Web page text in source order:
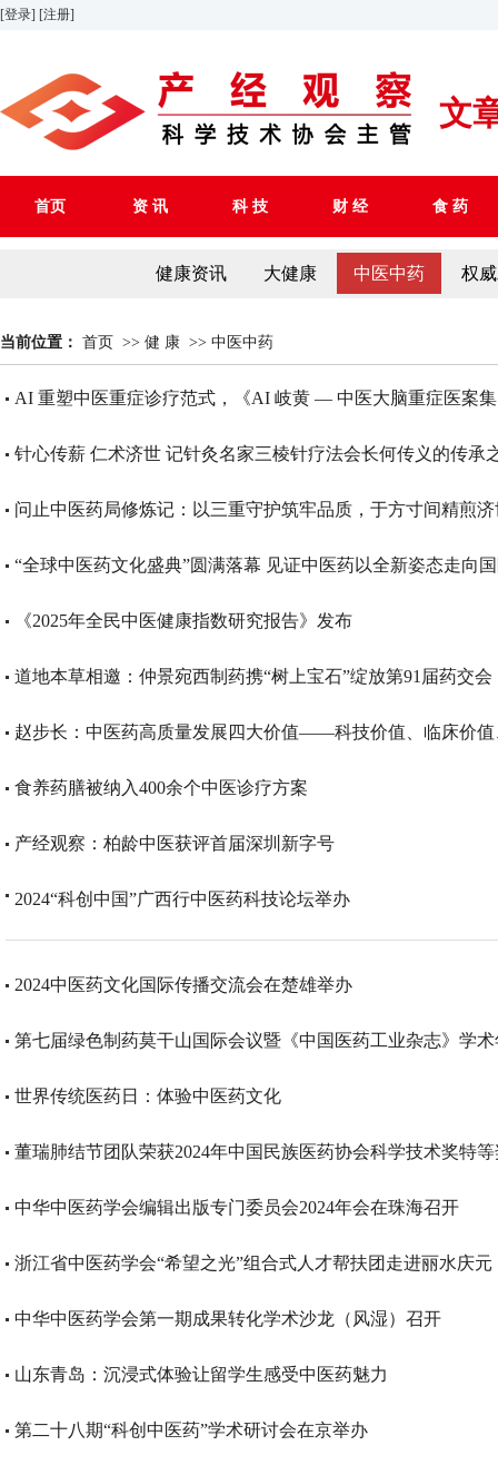
[登录] [注册]
文
首页 资 讯 科 技 财 经 食 药
健康资讯 大健康 中医中药 权
当前位置： 首页 >> 健 康 >> 中医中药
AI 重塑中医重症诊疗范式，《AI 岐黄 — 中医大脑重症医案
针心传薪 仁术济世 记针灸名家三棱针疗法会长何传义的传承
问止中医药局修炼记：以三重守护筑牢品质，于方寸间精煎
“全球中医药文化盛典”圆满落幕 见证中医药以全新姿态走向
《2025年全民中医健康指数研究报告》发布
道地本草相邀：仲景宛西制药携“树上宝石”绽放第91届药交会
赵步长：中医药高质量发展四大价值——科技价值、临床价值
食养药膳被纳入400余个中医诊疗方案
产经观察：柏龄中医获评首届深圳新字号
2024“科创中国”广西行中医药科技论坛举办
2024中医药文化国际传播交流会在楚雄举办
第七届绿色制药莫干山国际会议暨《中国医药工业杂志》学
世界传统医药日：体验中医药文化
董瑞肺结节团队荣获2024年中国民族医药协会科学技术奖特等
中华中医药学会编辑出版专门委员会2024年会在珠海召开
浙江省中医药学会“希望之光”组合式人才帮扶团走进丽水庆元
中华中医药学会第一期成果转化学术沙龙（风湿）召开
山东青岛：沉浸式体验让留学生感受中医药魅力
第二十八期“科创中医药”学术研讨会在京举办